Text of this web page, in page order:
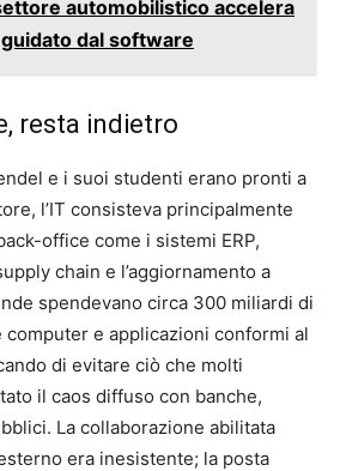
automobilistico accelera
dal software
resta indietro
e i suoi studenti erano pronti a
l’IT consisteva principalmente
office come i sistemi ERP,
chain e l’aggiornamento a
spendevano circa 300 miliardi di
e applicazioni conformi al
di evitare ciò che molti
il caos diffuso con banche,
La collaborazione abilitata
era inesistente; la posta